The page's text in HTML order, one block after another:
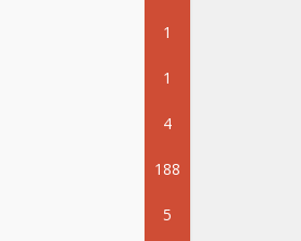
1
1
4
188
5